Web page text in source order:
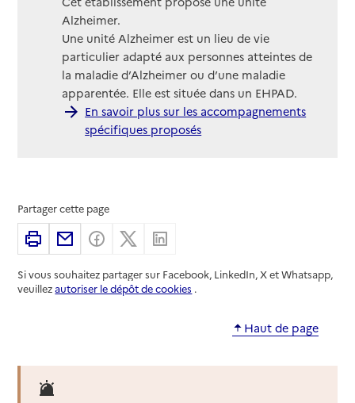
Alzheimer.
Une unité Alzheimer est un lieu de vie
particulier adapté aux personnes atteintes de
la maladie d’Alzheimer ou d’une maladie
apparentée. Elle est située dans un EHPAD.
En savoir plus sur les accompagnements
spécifiques proposés
Partager cette page
ImprimerPartager par email
Partager sur Facebook
Partager sur X
Si vous souhaitez partager sur Facebook, LinkedIn, X et Whatsapp,
veuillezautoriser le dépôt de cookies .
Haut de page